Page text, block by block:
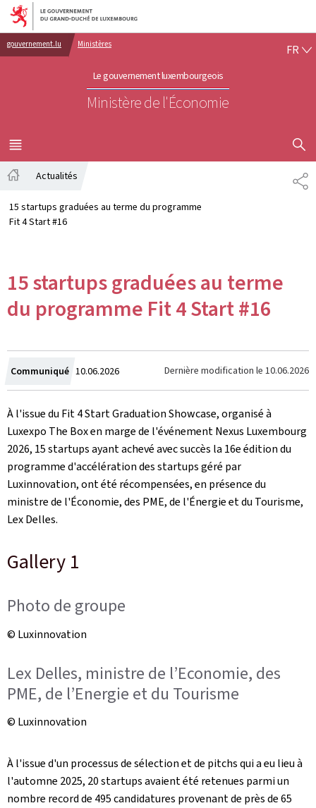
Aller au menu principal
Aller au contenu
gouvernement.lu Ministères
Le gouvernement luxembourgeois
Ministère de l'Économie
FR
MENU
PRINCIPAL
Actualités
15 startups graduées au terme du programme
Fit 4 Start #16
15 startups graduées au terme
du programme Fit 4 Start #16
Communiqué Crée
le
10.06.2026 Dernière modification le 10.06.2026
À l'issue du Fit 4 Start Graduation Showcase, organisé à
Luxexpo The Boxen marge de l'événement Nexus Luxembourg
2026, 15 startups ayant achevé avec succès la 16e édition du
programme d'accélération des startups géré par
Luxinnovation, ont été récompensées, en présence du
ministre de l'Économie, des PME, de l'Énergie et du Tourisme,
Lex Delles.
Gallery 1
Photo de groupe
© Luxinnovation
Lex Delles, ministre de l’Economie, des
PME, de l’Energie et du Tourisme
© Luxinnovation
À l'issue d'un processus de sélection et de pitchs qui a eu lieu à
l'automne 2025, 20 startups avaient été retenues parmi un
nombre record de 495 candidatures provenant de près de 65